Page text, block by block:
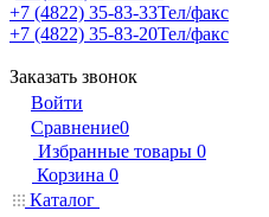
+7 (4822) 35-83-33Тел/факс
+7 (4822) 35-83-20Тел/факс
Заказать звонок
Войти
Сравнение0
Избранные товары 0
Корзина 0
Каталог